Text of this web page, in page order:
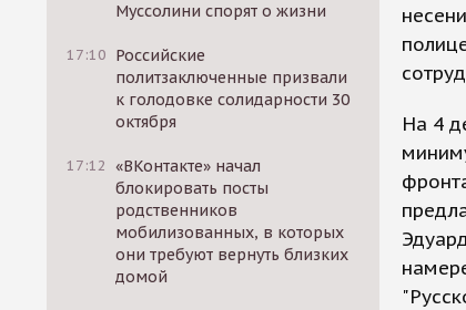
Муссолини спорят о жизни
17:10 Российские
политзаключенные призвали
к голодовке солидарности 30
октября
17:12 «ВКонтакте» начал
блокировать посты
родственников
мобилизованных, в которых
они требуют вернуть близких
домой
На 4